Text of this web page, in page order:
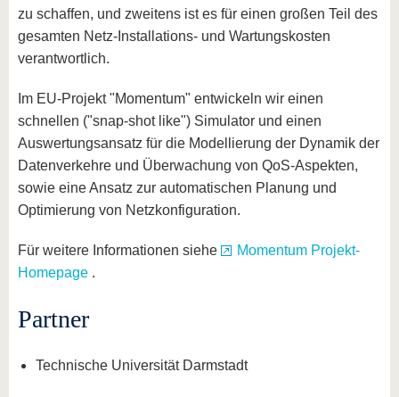
zu schaffen, und zweitens ist es für einen großen Teil des
gesamten Netz-Installations- und Wartungskosten
verantwortlich.
Im EU-Projekt "Momentum" entwickeln wir einen
schnellen ("snap-shot like") Simulator und einen
Auswertungsansatz für die Modellierung der Dynamik der
Datenverkehre und Überwachung von QoS-Aspekten,
sowie eine Ansatz zur automatischen Planung und
Optimierung von Netzkonfiguration.
Für weitere Informationen siehe
Momentum Projekt-
Homepage .
Partner
Technische Universität Darmstadt